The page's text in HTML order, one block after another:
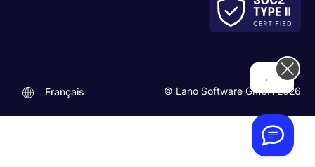
© Lano Software GmbH 2026
Français
..